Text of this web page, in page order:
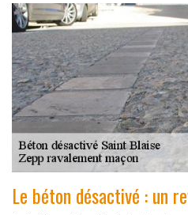
Le béton désactivé : un